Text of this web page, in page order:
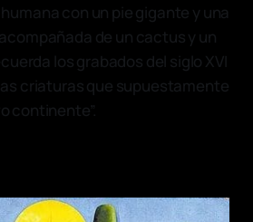
con un pie gigante y una
de un cactus y un
los grabados del siglo XVI
criaturas que supuestamente
continente”.